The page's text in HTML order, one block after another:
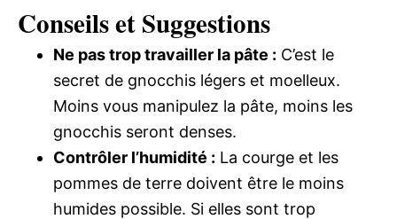
Conseils et Suggestions
Ne pas trop travailler la pâte : C’est le
secret de gnocchis légers et moelleux.
Moins vous manipulez la pâte, moins les
gnocchis seront denses.
Contrôler l’humidité : La courge et les
pommes de terre doivent être le moins
humides possible. Si elles sont trop